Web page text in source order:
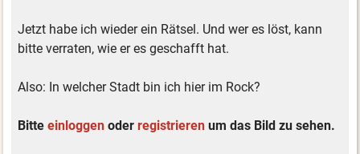
Jetzt habe ich wieder ein Rätsel. Und wer es löst, kann
bitte verraten, wie er es geschafft hat.
Also: In welcher Stadt bin ich hier im Rock?
Bitteeinloggen oderregistrieren um das Bild zu sehen.